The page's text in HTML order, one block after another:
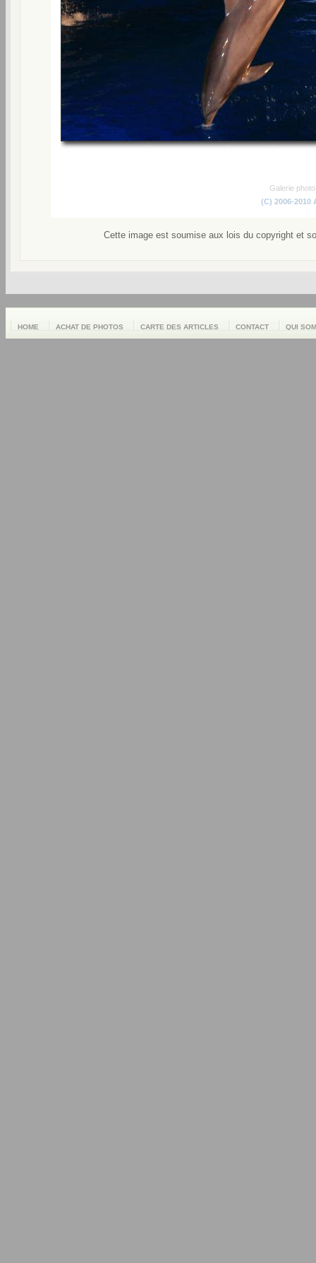
Galerie
(C) 2006-2010
Cette image est soumise aux lois du copyright et
HOME ACHAT DE PHOTOS CARTE DES ARTICLES CONTACT QUI